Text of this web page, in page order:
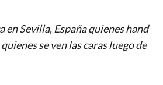
en Sevilla, España quienes hand
se ven las caras luego de